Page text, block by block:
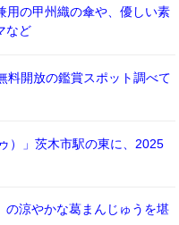
用の甲州織の傘や、優しい素
など
料開放の鑑賞スポット調べて
）」茨木市駅の東に、2025
の涼やかな葛まんじゅうを堪